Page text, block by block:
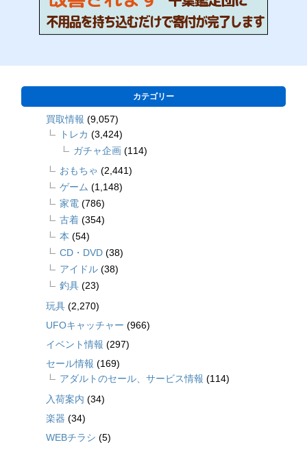
カテゴリー
買取情報 (9,057)
トレカ (3,424)
ガチャ企画 (114)
おもちゃ (2,441)
ゲーム (1,148)
家電 (786)
古着 (354)
本 (54)
CD・DVD (38)
アイドル (38)
釣具 (23)
玩具 (2,270)
UFOキャッチャー (966)
イベント情報 (297)
セール情報 (169)
アダルトのセール、サービス情報 (114)
入荷案内 (34)
楽器 (34)
WEBチラシ (5)